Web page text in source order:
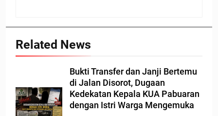
Related News
Bukti Transfer dan Janji Bertemu
di Jalan Disorot, Dugaan
Kedekatan Kepala KUA Pabuaran
dengan Istri Warga Mengemuka